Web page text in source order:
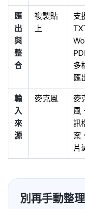
匯
出
與
整
合
複製貼
上
支
多
匯
輸
入
來
源
麥克風
麥
風
訊
案
片
別再手動整